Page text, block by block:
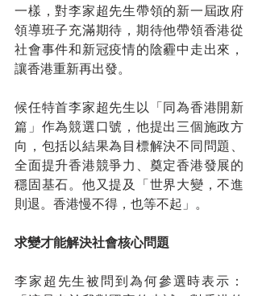
一樣，對李家超先生帶領的新一屆政府
領導班子充滿期待，期待他帶領香港從
社會事件和新冠疫情的陰霾中走出來，
讓香港重新再出發。
候任特首李家超先生以「同為香港開新
篇」作為競選口號，他提出三個施政方
向，包括以結果為目標解決不同問題、
全面提升香港競爭力、奠定香港發展的
穩固基石。他又提及「世界大變，不進
則退。香港慢不得，也等不起」。
求變才能解決社會核心問題
李家超先生被問到為何參選時表示：